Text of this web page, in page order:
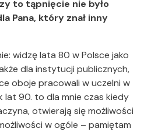
to tąpnięcie nie było
Pana, który znał inny
widzę lata 80 w Polsce jako
dla instytucji publicznych,
oboje pracowali w uczelni w
lat 90. to dla mnie czas kiedy
otwierają się możliwości
w ogóle – pamiętam